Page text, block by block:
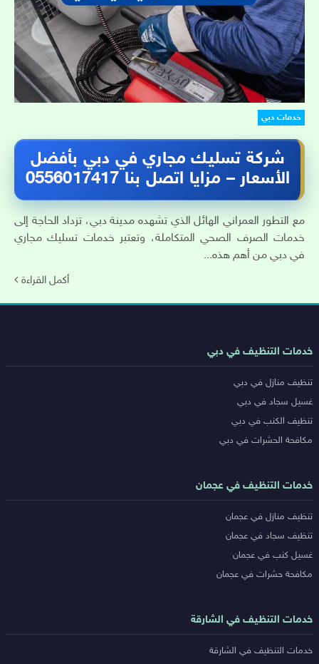
خدمات دبي
شركة تسليك مجاري في دبي بأفضل
الأسعار – مزايا اتصل بنا 0556017417
مع التطور العمراني الهائل الذي تشهده مدينة دبي، تزداد الحاجة إلى
خدمات الصرف الصحي المتكاملة، وتعتبر خدمات تسليك مجاري
في دبي من أهم هذه...
أكمل القراءة
روابط
المدن
خدمات التنظيف في دبي
تنظيف منازل في دبي
غسيل سجاد في دبي
تنظيف الكنب في دبي
مكافحة الحشرات في دبي
خدمات التنظيف في عجمان
تنظيف منازل في عجمان
تنظيف سجاد في عجمان
غسيل كنب في عجمان
مكافحة حشرات في عجمان
خدمات التنظيف في الشارقة
خدمات التنظيف في الشارقة